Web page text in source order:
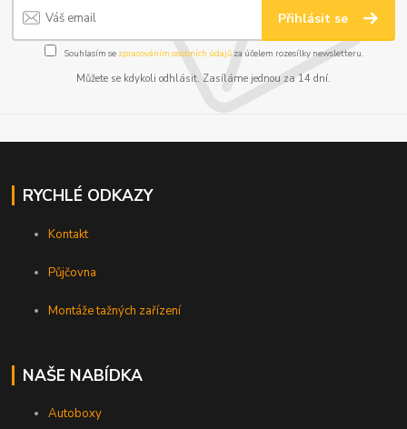
Přihlásit se
Souhlasím se zpracováním osobních údajůza účelem rozesílky newsletteru.
Můžete se kdykoli odhlásit. Zasíláme jednou za 14 dní.
RYCHLÉ ODKAZY
Kontakt
Půjčovna
Montáže tažných zařízení
NAŠE NABÍDKA
Autoboxy